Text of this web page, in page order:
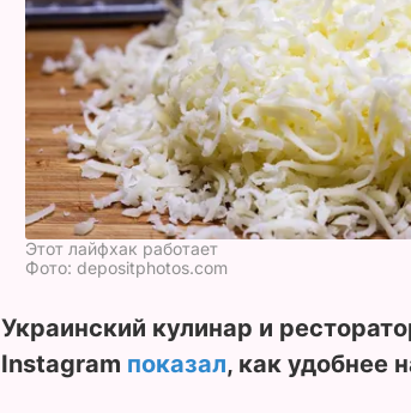
Этот лайфхак работает
Фото: depositphotos.com
Украинский кулинар и
Instagram показал, как удобнее